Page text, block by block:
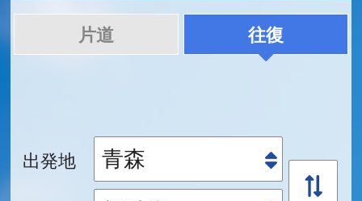
片道 往復
出発地